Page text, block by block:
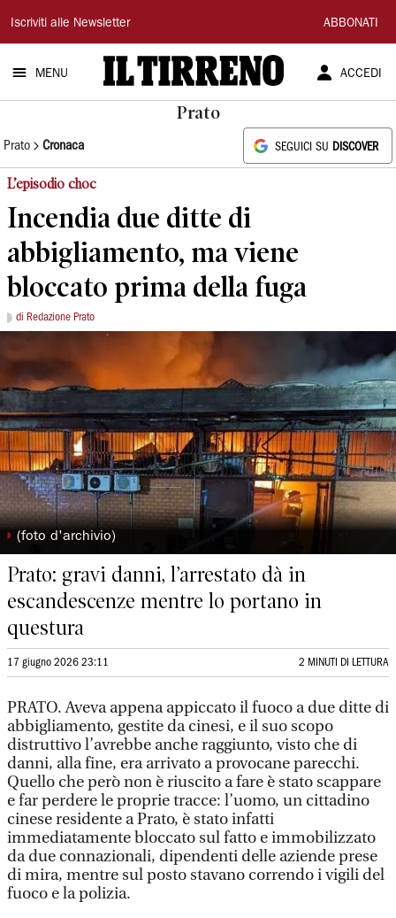
Il
Tirreno
Iscriviti alle Newsletter ABBONATI
MENU ACCEDI
Prato
Prato Cronaca SEGUICI SU DISCOVER
L’episodio choc
Incendia due ditte di
abbigliamento, ma viene
bloccato prima della fuga
di Redazione Prato
◗ (foto d'archivio)
Prato: gravi danni, l’arrestato dà in
escandescenze mentre lo portano in
questura
17 giugno 2026 23:11 2 MINUTI DI LETTURA
PRATO. Aveva appena appiccato il fuoco a due ditte di
abbigliamento, gestite da cinesi, e il suo scopo
distruttivo l’avrebbe anche raggiunto, visto che di
danni, alla fine, era arrivato a provocane parecchi.
Quello che però non è riuscito a fare è stato scappare
e far perdere le proprie tracce: l’uomo, un cittadino
cinese residente a Prato, è stato infatti
immediatamente bloccato sul fatto e immobilizzato
da due connazionali, dipendenti delle aziende prese
di mira, mentre sul posto stavano correndo i vigili del
fuoco e la polizia.